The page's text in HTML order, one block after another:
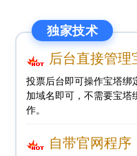
独家技术
后台直接管理
投票后台即可操作宝塔
加域名即可，不需要宝
作。
自带官网程序